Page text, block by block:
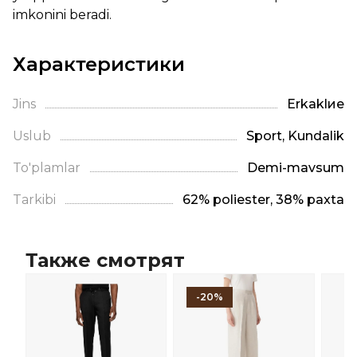
imkonini beradi.
Характеристики
Jins Erkaklие
Uslub Sport, Kundalik
To'plamlar Demi-mavsum
Tarkibi 62% poliester, 38% paxta
Также смотрят
-20%